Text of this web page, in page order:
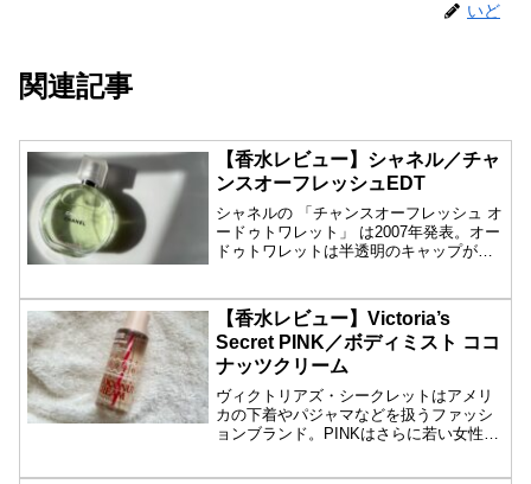
いど
関連記事
【香水レビュー】シャネル／チャ
ンスオーフレッシュEDT
シャネルの 「チャンスオーフレッシュ オ
ードゥトワレット」 は2007年発表。オー
ドゥトワレットは半透明のキャップが目
【香水レビュー】Victoria’s
Secret PINK／ボディミスト ココ
ナッツクリーム
ヴィクトリアズ・シークレットはアメリ
カの下着やパジャマなどを扱うファッシ
ョンブランド。PINKはさらに若い女性を